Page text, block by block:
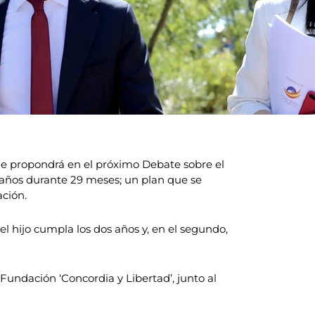
propondrá en el próximo Debate sobre el
durante 29 meses; un plan que se
hijo cumpla los dos años y, en el segundo,
‘Concordia y Libertad’, junto al